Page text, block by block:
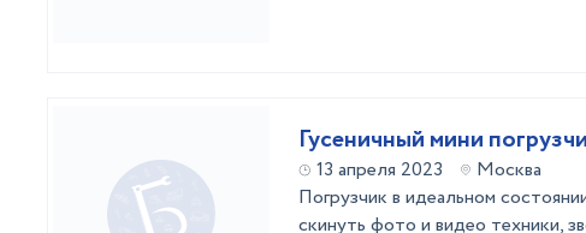
Гусеничный мини
13 апреля 2023
Москва
Погрузчик в идеальном
скинуть фото и видео техники,